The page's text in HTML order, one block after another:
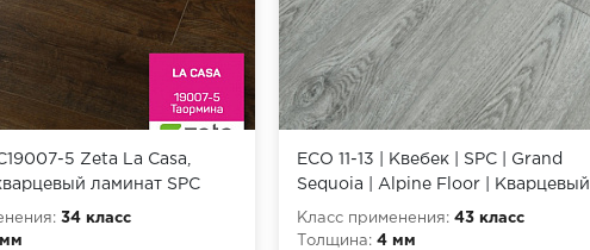
5 Zeta La Casa,
ламинат SPC
34 класс
ECO 11-13 | Квебек | SPC | Grand
Sequoia | Alpine Floor | Кварцевый
ламинат
Класс применения: 43 класс
Толщина: 4 мм